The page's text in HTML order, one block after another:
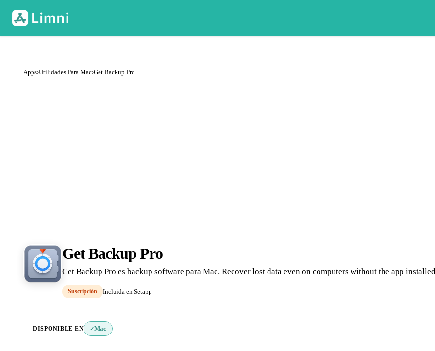
Apps›Utilidades Para Mac›Get Backup Pro
Get Backup Pro
Get Backup Pro es backup software para Mac. Recover lost data even on computers without the app
Suscripción Incluida en Setapp
DISPONIBLE EN ✓Mac